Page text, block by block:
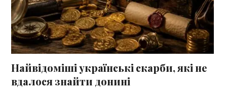
Найвідоміші українські скарби, які не
вдалося знайти донині